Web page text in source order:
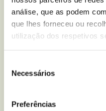
análise, que as podem
que lhes forneceu ou
utilização dos respetivos
Necessários
Preferências
tanto no verão como no
Outro aspeto essencial
sustentabilidade está
plástico, por isso um
principalmente a si, é